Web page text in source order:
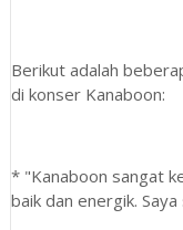
Berikut adalah
di konser Kanaboon:
* "Kanaboon sangat
baik dan energik.